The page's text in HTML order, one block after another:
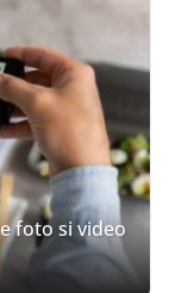
foto si video